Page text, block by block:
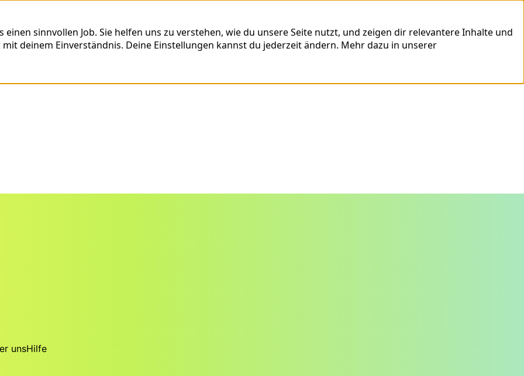
sinnvollen Job. Sie helfen uns zu verstehen, wie du unsere Seite nutzt, und zeigen dir relevantere Inhalte und
deinem Einverständnis. Deine Einstellungen kannst du jederzeit ändern. Mehr dazu in unserer
unsHilfe